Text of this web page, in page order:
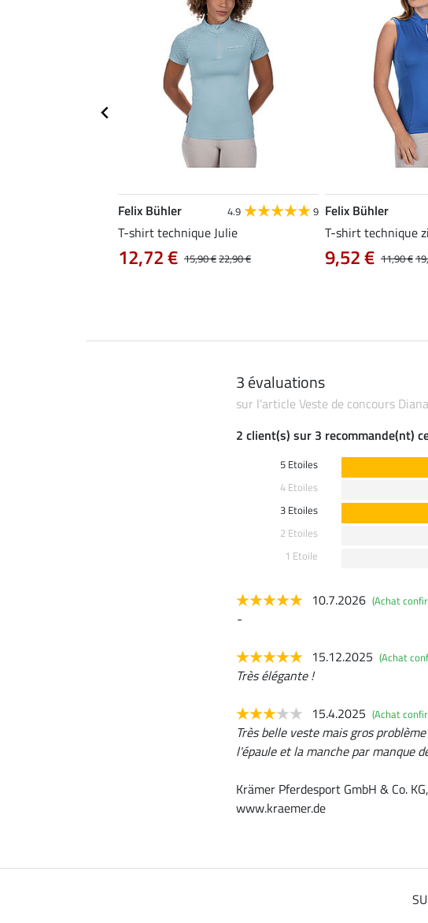
Felix Bühler 4.9 9
T-shirt technique Julie
15,90 €22,90 €
12,72 €
Felix Bühler
T-shirt technique
11,90 €
9,52 €
3 évaluations
sur l'article Veste de concours Diana
2 client(s) sur 3 recommande(nt)
5 Etoiles
4 Etoiles
3 Etoiles
2 Etoiles
1 Etoile
10.7.2026 (Achat
-
15.12.2025 (Achat
Très élégante !
15.4.2025 (Achat
Très belle veste mais gros
l'épaule et la manche par manque
Krämer Pferdesport GmbH & Co.
www.kraemer.de